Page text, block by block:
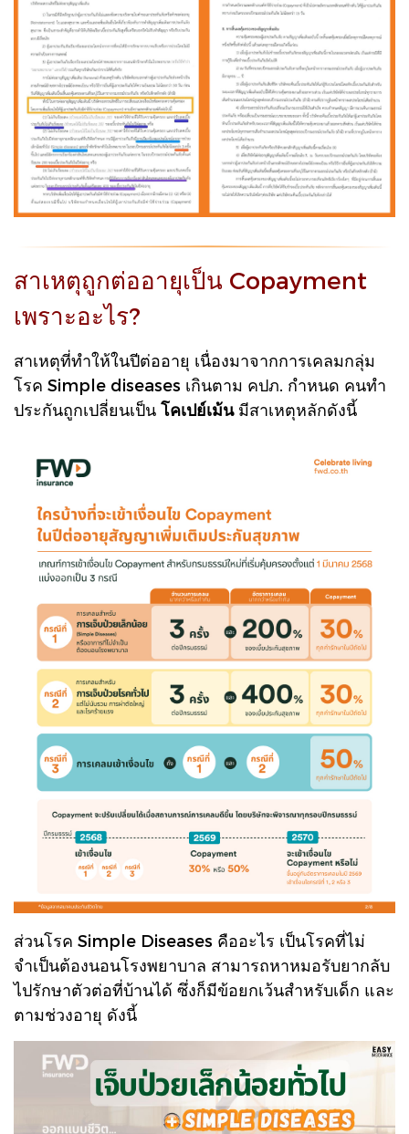
สาเหตุถูกต่ออายุเป็น Copayment
เพราะอะไร?
สาเหตุที่ทำให้ในปีต่ออายุ เนื่องมาจากการเคลมกลุ่ม
โรค Simple diseases เกินตาม คปภ. กำหนด คนทำ
ประกันถูกเปลี่ยนเป็น โคเปย์เม้นมีสาเหตุหลักดังนี้
ส่วนโรค Simple Diseases คืออะไร เป็นโรคที่ไม่
จำเป็นต้องนอนโรงพยาบาล สามารถหาหมอรับยากลับ
ไปรักษาตัวต่อที่บ้านได้ ซึ่งก็มีข้อยกเว้นสำหรับเด็ก และ
ตามช่วงอายุ ดังนี้